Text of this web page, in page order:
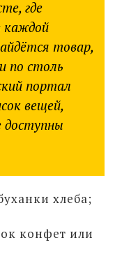
где
каждой
товар,
по столь
портал
вещей,
доступны
хлеба;
конфет или